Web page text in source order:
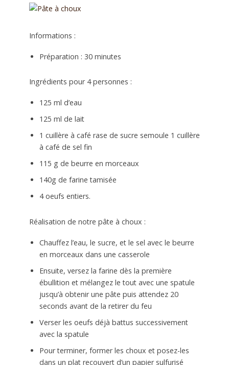
Informations :
Préparation : 30 minutes
Ingrédients pour 4 personnes :
125 ml d’eau
125 ml de lait
1 cuillère à café rase de sucre semoule 1 cuillère
à café de sel fin
115 g de beurre en morceaux
140g de farine tamisée
4 oeufs entiers.
Réalisation de notre pâte à choux :
Chauffez l’eau, le sucre, et le sel avec le beurre
en morceaux dans une casserole
Ensuite, versez la farine dès la première
ébullition et mélangez le tout avec une spatule
jusqu’à obtenir une pâte puis attendez 20
seconds avant de la retirer du feu
Verser les oeufs déjà battus successivement
avec la spatule
Pour terminer, former les choux et posez-les
dans un plat recouvert d’un papier sulfurisé